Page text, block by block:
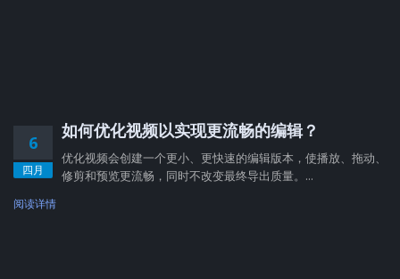
6
四月
如何优化视频以实现更流畅的编辑？
优化视频会创建一个更小、更快速的编辑版本，使播放、拖动、
修剪和预览更流畅，同时不改变最终导出质量。...
阅读详情